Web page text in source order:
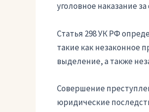
уголовное наказание
Статья 298 УК РФ
такие как незаконное
выделение, а также
Совершение
юридические